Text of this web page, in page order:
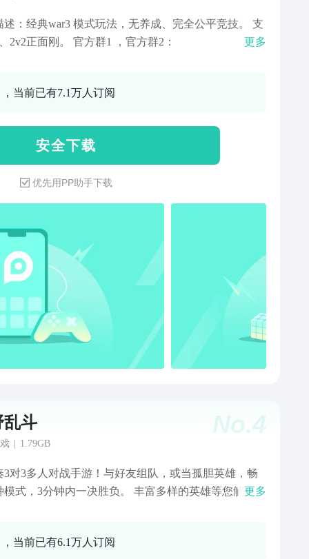
述：经典war3 模式玩法，无养成、完全公平竞技。 支
2v2正面刚。 官方群1 ，官方群2：
更多
当前已有7.1万人订阅
安 全 下 载
优先用PP助手下载
No.4
乱斗
1.79GB
3对3多人对战手游！与好友组队，或当孤胆英雄，畅
模式，3分钟内一决胜负。 丰富多样的英雄等您解锁和
展开对战！
更多
当前已有6.1万人订阅